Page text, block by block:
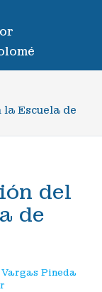
Escuela de
del
de
Pineda